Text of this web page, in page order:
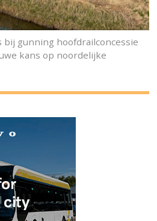
bij gunning hoofdrailconcessie
kans op noordelijke